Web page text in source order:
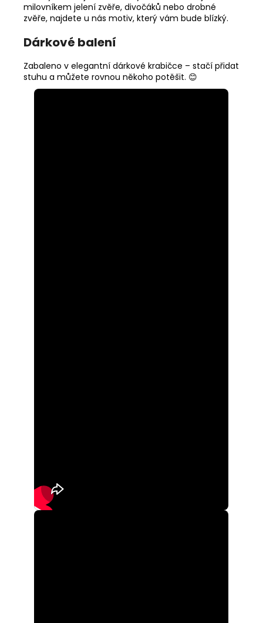
milovníkem jelení zvěře, divočáků nebo drobné
zvěře, najdete u nás motiv, který vám bude blízký.
Dárkové balení
Zabaleno v elegantní dárkové krabičce – stačí přidat
stuhu a můžete rovnou někoho potěšit. 😊